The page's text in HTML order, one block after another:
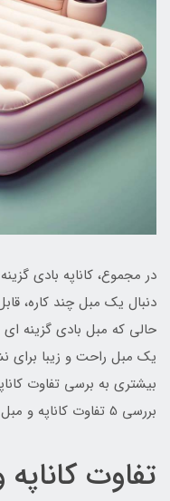
در مجموع، کاناپه بادی
دنبال یک مبل چند کاره،
حالی که مبل بادی گزینه
یک مبل راحت و زیبا برای
بیشتری به برسی تفاوت
بررسی 5 تفاوت کاناپه و مبل بادی باشید.
تفاوت